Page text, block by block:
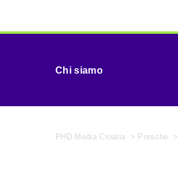
Chi siamo
PHD Media Croatia > Porsche >